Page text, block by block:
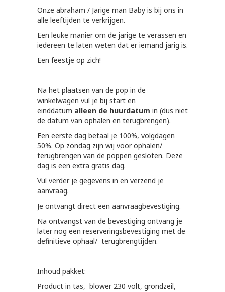
Onze abraham / Jarige man Baby is bij ons in
alle leeftijden te verkrijgen.
Een leuke manier om de jarige te verassen en
iedereen te laten weten dat er iemand jarig is.
Een feestje op zich!
Na het plaatsen van de pop in de
winkelwagen vul je bij start en
einddatum alleen de huurdatum in (dus niet
de datum van ophalen en terugbrengen).
Een eerste dag betaal je 100%, volgdagen
50%. Op zondag zijn wij voor ophalen/
terugbrengen van de poppen gesloten. Deze
dag is een extra gratis dag.
Vul verder je gegevens in en verzend je
aanvraag.
Je ontvangt direct een aanvraagbevestiging.
Na ontvangst van de bevestiging ontvang je
later nog een reserveringsbevestiging met de
definitieve ophaal/ terugbrengtijden.
Inhoud pakket:
Product in tas, blower 230 volt, grondzeil,